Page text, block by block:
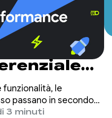
app sulla
di
funzionalità, le
passano in secondo
è sempre la priorità
3 minuti